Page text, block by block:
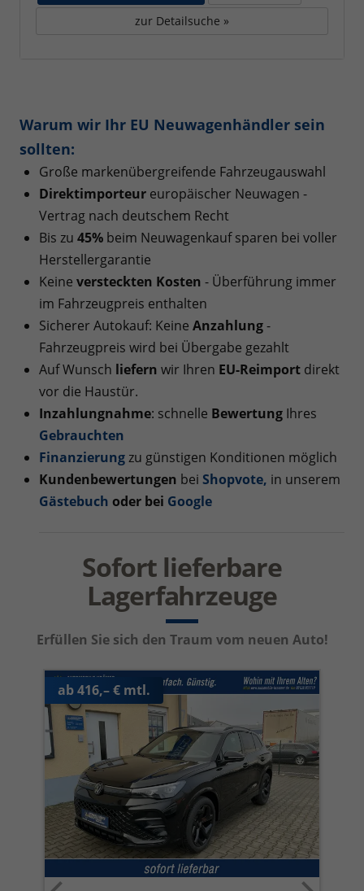
zur Detailsuche »
Warum wir Ihr EU Neuwagenhändler sein
sollten:
Große markenübergreifende Fahrzeugauswahl
Direktimporteur europäischer Neuwagen -
Vertrag nach deutschem Recht
Bis zu 45% beim Neuwagenkauf sparen bei voller
Herstellergarantie
Keine versteckten Kosten - Überführung immer
im Fahrzeugpreis enthalten
Sicherer Autokauf: Keine Anzahlung-
Fahrzeugpreis wird bei Übergabe gezahlt
Auf Wunsch liefern wir Ihren EU-Reimport direkt
vor die Haustür.
Inzahlungnahme: schnelle Bewertung Ihres
Gebrauchten
Finanzierungzu günstigen Konditionen möglich
Kundenbewertungen bei Shopvote, in unserem
Gästebuch oder bei Google
Sofort lieferbare
Lagerfahrzeuge
Erfüllen Sie sich den Traum vom neuen Auto!
ab 416,– € mtl.